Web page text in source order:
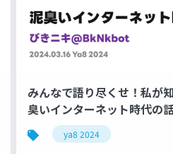
みんなで語り尽くせ！私が
臭いインターネット時代の
ya8 2024